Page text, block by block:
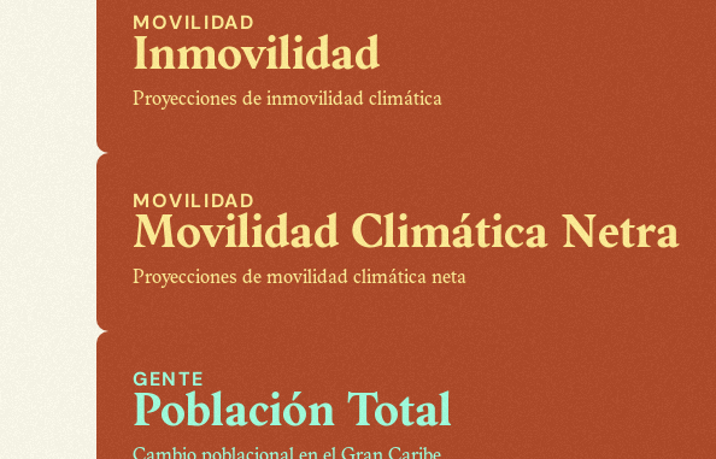
MOVILIDAD
Inmovilidad
Proyecciones de inmovilidad climática
MOVILIDAD
Movilidad Climática Netra
Proyecciones de movilidad climática neta
GENTE
Población Total